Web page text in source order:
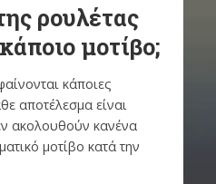
ρουλέτας
μοτίβο;
κάποιες
αποτέλεσμα είναι
ακολουθούν κανένα
μοτίβο κατά την